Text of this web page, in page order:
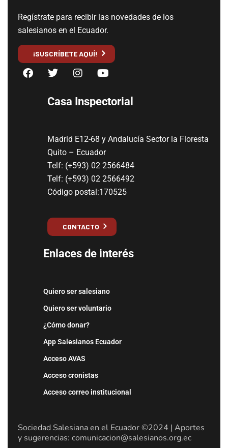
Regístrate para recibir las novedades de los
salesianos en el Ecuador.
¡SUSCRÍBETE AQUÍ!
Casa Inspectorial
Madrid E12-68 y Andalucía Sector la Floresta
Quito – Ecuador
Telf: (+593) 02 2566484
Telf: (+593) 02 2566492
Código postal:170525
CONTACTO
Enlaces de interés
Quiero ser salesiano
Quiero ser voluntario
¿Cómo donar?
App Salesianos Ecuador
Acceso AVAS
Acceso cronistas
Acceso correo institucional
Sociedad Salesiana en el Ecuador ©2024 | Aportes
y sugerencias: comunicacion@salesianos.org.ec